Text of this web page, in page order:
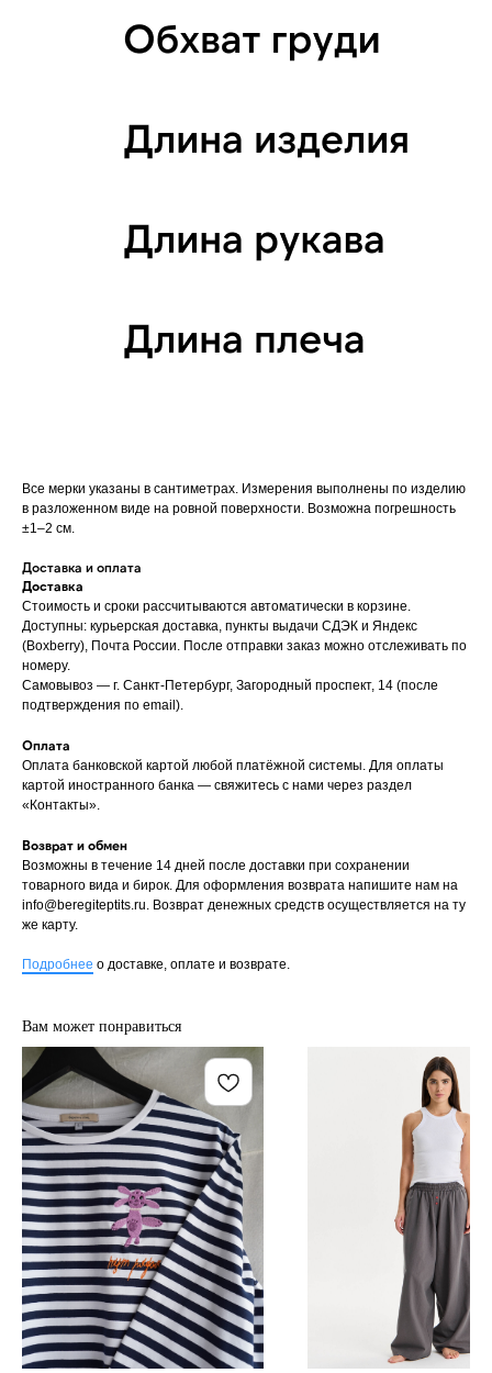
Все мерки указаны в сантиметрах. Измерения выполнены по изделию
в разложенном виде на ровной поверхности. Возможна погрешность
±1–2 см.
Доставка и оплата
Доставка
Стоимость и сроки рассчитываются автоматически в корзине.
Доступны: курьерская доставка, пункты выдачи СДЭК и Яндекс
(Boxberry), Почта России. После отправки заказ можно отслеживать по
номеру.
Самовывоз — г. Санкт-Петербург, Загородный проспект, 14 (после
подтверждения по email).
Оплата
Оплата банковской картой любой платёжной системы. Для оплаты
картой иностранного банка — свяжитесь с нами через раздел
«Контакты».
Возврат и обмен
Возможны в течение 14 дней после доставки при сохранении
товарного вида и бирок. Для оформления возврата напишите нам на
info@beregiteptits.ru. Возврат денежных средств осуществляется на ту
же карту.
Подробнее о доставке, оплате и возврате.
Вам может понравиться